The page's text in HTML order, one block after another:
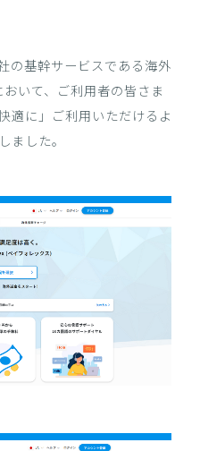
の基幹サービスである海外
いて、ご利用者の皆さま
適に」ご利用いただけるよ
ました。